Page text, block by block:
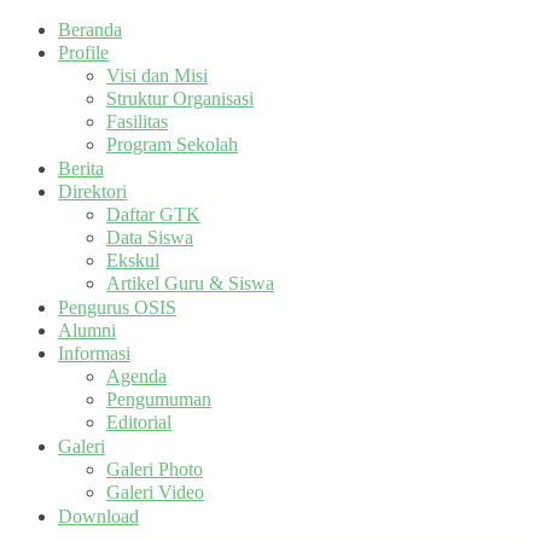
Beranda
Profile
Visi dan Misi
Struktur Organisasi
Fasilitas
Program Sekolah
Berita
Direktori
Daftar GTK
Data Siswa
Ekskul
Artikel Guru & Siswa
Pengurus OSIS
Alumni
Informasi
Agenda
Pengumuman
Editorial
Galeri
Galeri Photo
Galeri Video
Download